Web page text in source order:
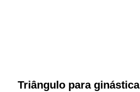
Triângulo para ginástica